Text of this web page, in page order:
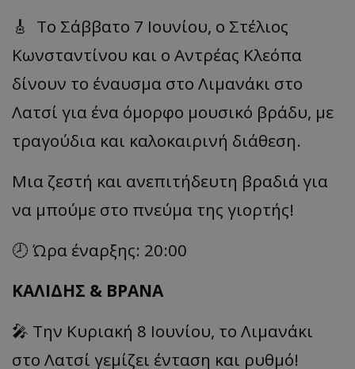
🎸 Το Σάββατο 7 Ιουνίου, ο Στέλιος
Κωνσταντίνου και ο Αντρέας Κλεόπα
δίνουν το έναυσμα στο Λιμανάκι στο
Λατσί για ένα όμορφο μουσικό βράδυ, με
τραγούδια και καλοκαιρινή διάθεση.
Μια ζεστή και ανεπιτήδευτη βραδιά για
να μπούμε στο πνεύμα της γιορτής!
🕗 Ώρα έναρξης: 20:00
ΚΑΛΙΔΗΣ & ΒΡΑΝΑ
🎤 Την Κυριακή 8 Ιουνίου, το Λιμανάκι
στο Λατσί γεμίζει ένταση και ρυθμό!